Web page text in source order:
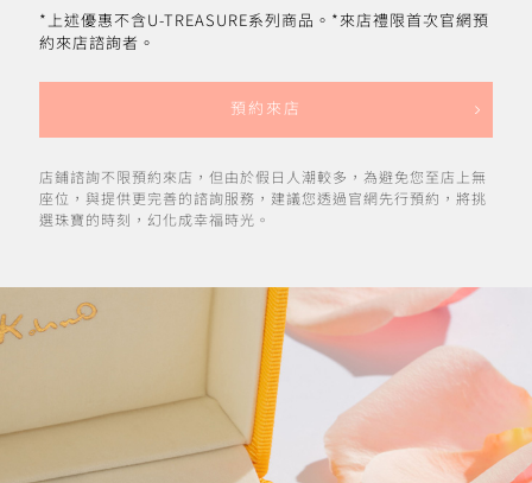
*上述優惠不含U-TREASURE系列商品。*來店禮限首次官網預
約來店諮詢者。
預約來店
店鋪諮詢不限預約來店，但由於假日人潮較多，為避免您至店上無
座位，與提供更完善的諮詢服務，建議您透過官網先行預約，將挑
選珠寶的時刻，幻化成幸福時光。